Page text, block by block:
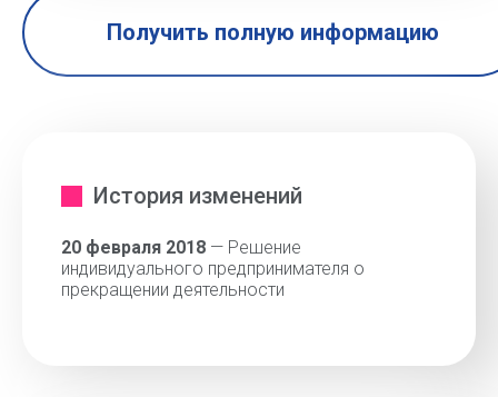
Получить полную информацию
История изменений
20 февраля 2018 — Решение
индивидуального предпринимателя о
прекращении деятельности